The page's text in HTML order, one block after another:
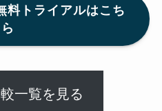
料トライアルはこち
ら
一覧を見る